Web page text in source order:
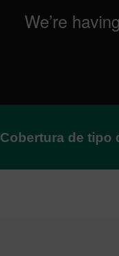
Cobertura de tipo